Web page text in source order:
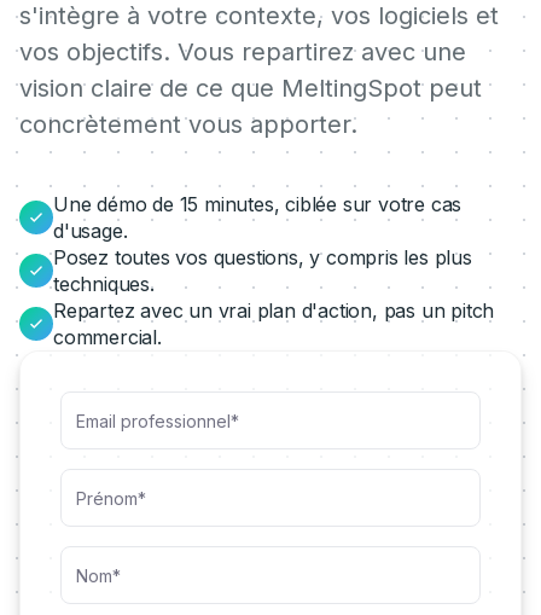
s'intègre à votre contexte, vos logiciels et
vos objectifs. Vous repartirez avec une
vision claire de ce que MeltingSpot peut
concrètement vous apporter.
Une démo de 15 minutes, ciblée sur votre cas
d'usage.
Posez toutes vos questions, y compris les plus
techniques.
Repartez avec un vrai plan d'action, pas un pitch
commercial.